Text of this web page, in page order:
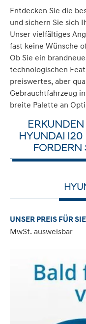
Entdecken Sie die
und sichern Sie sich
Unser vielfältiges
fast keine Wünsche
Ob Sie ein
technologischen
preiswertes, aber
Gebrauchtfahrzeug
breite Palette an
HYUNDAI I20
FORDERN
UNSER PREIS FÜR
MwSt. ausweisbar